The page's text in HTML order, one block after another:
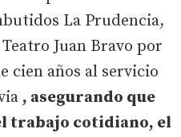
La Prudencia,
Juan Bravo por
cien años al servicio
, asegurando que
trabajo cotidiano, el